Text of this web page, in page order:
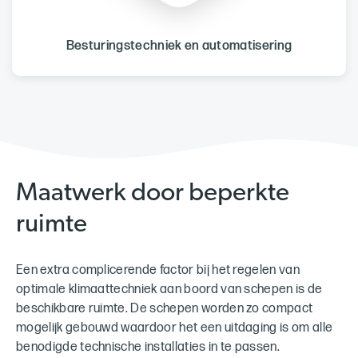
Besturingstechniek en automatisering
Maatwerk door beperkte
ruimte
Een extra complicerende factor bij het regelen van
optimale klimaattechniek aan boord van schepen is de
beschikbare ruimte. De schepen worden zo compact
mogelijk gebouwd waardoor het een uitdaging is om alle
benodigde technische installaties in te passen.